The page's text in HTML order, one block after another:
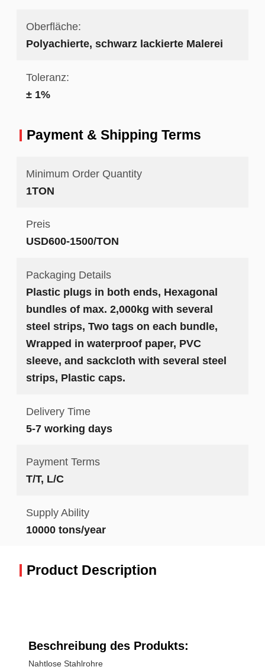
Oberfläche:
Polyachierte, schwarz lackierte Malerei
Toleranz:
± 1%
Payment & Shipping Terms
Minimum Order Quantity
1TON
Preis
USD600-1500/TON
Packaging Details
Plastic plugs in both ends, Hexagonal
bundles of max. 2,000kg with several
steel strips, Two tags on each bundle,
Wrapped in waterproof paper, PVC
sleeve, and sackcloth with several steel
strips, Plastic caps.
Delivery Time
5-7 working days
Payment Terms
T/T, L/C
Supply Ability
10000 tons/year
Product Description
Beschreibung des Produkts:
Nahtlose Stahlrohre